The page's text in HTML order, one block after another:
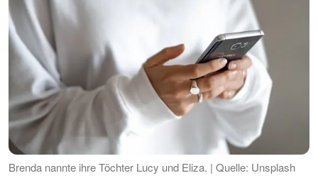
Brenda nannte ihre Töchter Lucy und Eliza. | Quelle: Unsplash